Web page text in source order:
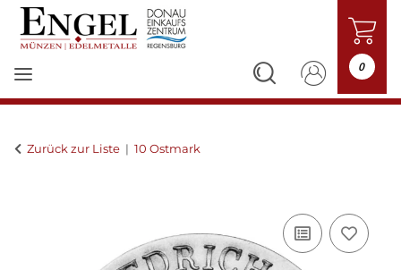
0
Zurück zur Liste 10 Ostmark